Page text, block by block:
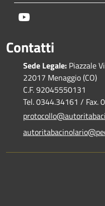
Contatti
Sede Legale: Piazzale
22017 Menaggio (CO)
C.F. 92045550131
Tel. 0344.34161 / Fax.